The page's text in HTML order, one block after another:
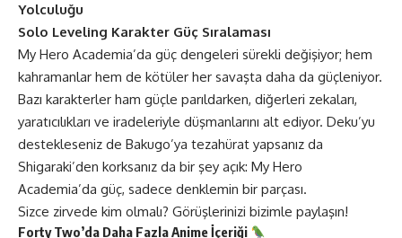
Yolculuğu
Solo Leveling Karakter Güç Sıralaması
My Hero Academia’da güç dengeleri sürekli değişiyor; hem
kahramanlar hem de kötüler her savaşta daha da güçleniyor.
Bazı karakterler ham güçle parıldarken, diğerleri zekaları,
yaratıcılıkları ve iradeleriyle düşmanlarını alt ediyor. Deku’yu
destekleseniz de Bakugo’ya tezahürat yapsanız da
Shigaraki’den korksanız da bir şey açık: My Hero
Academia’da güç, sadece denklemin bir parçası.
Sizce zirvede kim olmalı? Görüşlerinizi bizimle paylaşın!
Forty Two’da Daha FazlaAnimeİçeriği